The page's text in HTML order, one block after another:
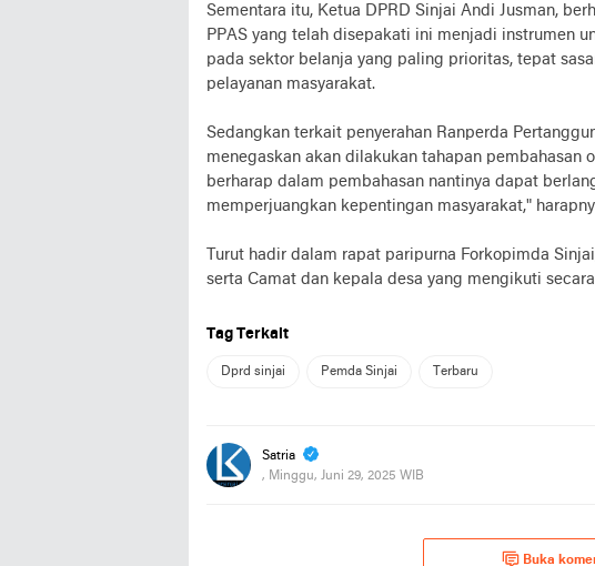
Sementara itu, Ketua DPRD Sinjai Andi Jusman,
PPAS yang telah disepakati ini menjadi instrumen
pada sektor belanja yang paling prioritas, tepat
pelayanan masyarakat.
Sedangkan terkait penyerahan Ranperda
menegaskan akan dilakukan tahapan pembahasan
berharap dalam pembahasan nantinya dapat
memperjuangkan kepentingan masyarakat,"
Turut hadir dalam rapat paripurna Forkopimda
serta Camat dan kepala desa yang mengikuti
Tag Terkait
Dprd sinjai Pemda Sinjai Terbaru
Satria
, Minggu, Juni 29, 2025 WIB
Buka